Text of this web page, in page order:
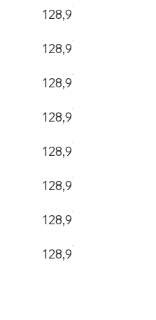
128,9
128,9
128,9
128,9
128,9
128,9
128,9
128,9